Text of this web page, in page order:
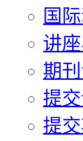
国
讲
期
提
提